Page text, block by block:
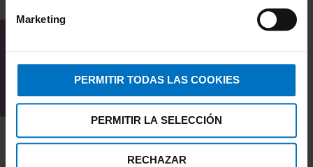
Marketing
PERMITIR TODAS LAS COOKIES
PERMITIR LA SELECCIÓN
RECHAZAR
INTERESAR